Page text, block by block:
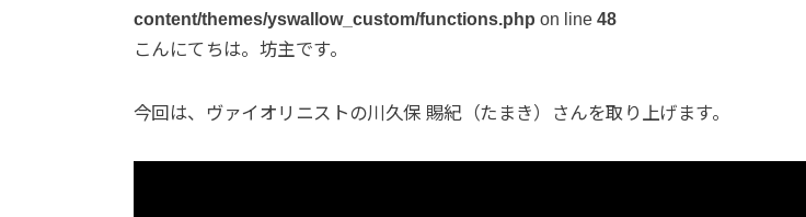
content/themes/yswallow_custom/functions.php on line 48
こんにてちは。坊主です。
今回は、ヴァイオリニストの川久保 賜紀（たまき）さんを取り上げます。